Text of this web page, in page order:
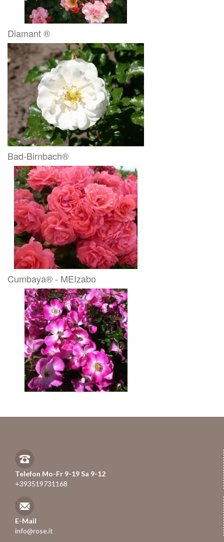
Diamant ®
Bad-Birnbach®
Cumbaya® - MEIzabo
Telefon Mo-Fr 9-19 Sa 9-12
+393519731168
E-Mail
info@rose.it